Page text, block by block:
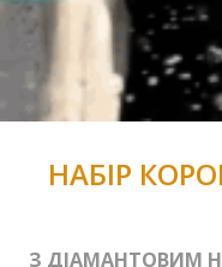
НАБІР
З ДІАМАНТОВИМ